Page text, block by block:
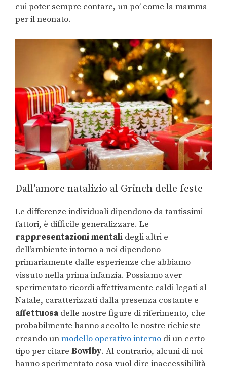
cui poter sempre contare, un po’ come la mamma
per il neonato.
Dall’amore natalizio al Grinch delle feste
Le differenze individuali dipendono da tantissimi
fattori, è difficile generalizzare. Le
rappresentazioni mentali degli altri e
dell’ambiente intorno a noi dipendono
primariamente dalle esperienze che abbiamo
vissuto nella prima infanzia. Possiamo aver
sperimentato ricordi affettivamente caldi legati al
Natale, caratterizzati dalla presenza costante e
affettuosa delle nostre figure di riferimento, che
probabilmente hanno accolto le nostre richieste
creando unmodello operativo interno di un certo
tipo per citare Bowlby. Al contrario, alcuni di noi
hanno sperimentato cosa vuol dire inaccessibilità